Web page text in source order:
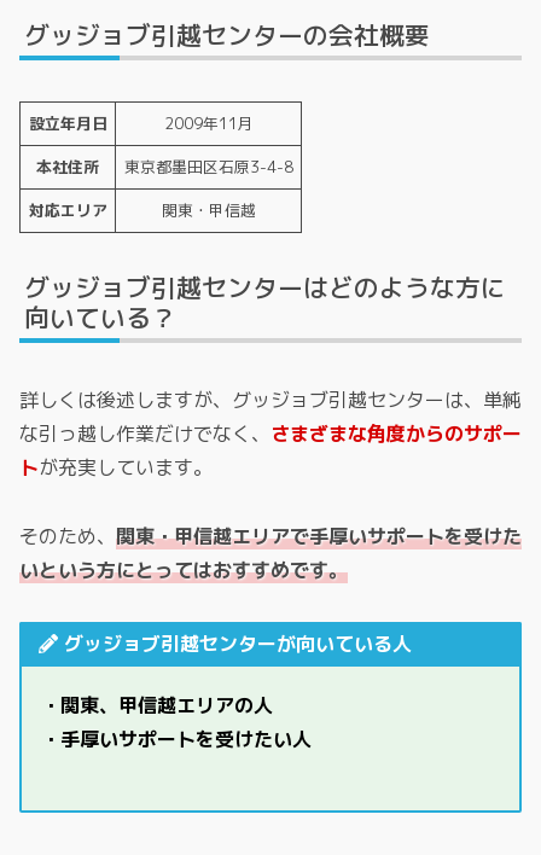
グッジョブ引越センターの会社概要
設立年月日
2009年11月
本社住所
東京都墨田区石原3-4-8
対応エリア
関東・甲信越
グッジョブ引越センターはどのような方に
向いている？
詳しくは後述しますが、グッジョブ引越センターは、単純
な引っ越し作業だけでなく、 さまざまな角度からのサポー
トが充実しています。
そのため、 関東・甲信越エリアで手厚いサポートを受けた
いという方にとってはおすすめです。
グッジョブ引越センターが向いている人
・関東、甲信越エリアの人
・手厚いサポートを受けたい人